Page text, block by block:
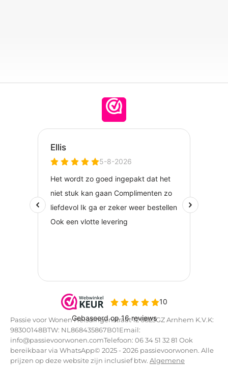
Passie voor Wonen Helsdingenstraat 12 6823GZ Arnhem K.V.K:
98300148BTW: NL868435867B01Email:
info@passievoorwonen.comTelefoon: 06 34 51 32 81 Ook
bereikbaar via WhatsApp© 2025 - 2026 passievoorwonen. Alle
prijzen op deze website zijn inclusief btw. Algemene